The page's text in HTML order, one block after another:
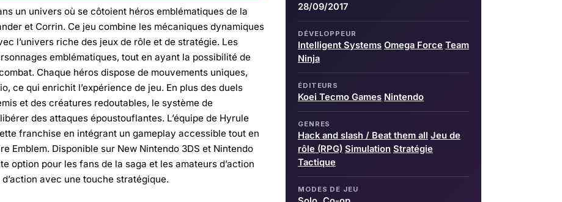
un univers où se côtoient héros emblématiques de la
et Corrin. Ce jeu combine les mécaniques dynamiques
l’univers riche des jeux de rôle et de stratégie. Les
emblématiques, tout en ayant la possibilité de
Chaque héros dispose de mouvements uniques,
ce qui enrichit l’expérience de jeu. En plus des duels
et des créatures redoutables, le système de
des attaques époustouflantes. L’équipe de Hyrule
franchise en intégrant un gameplay accessible tout en
Emblem. Disponible sur New Nintendo 3DS et Nintendo
option pour les fans de la saga et les amateurs d’action
avec une touche stratégique.
28/09/2017
DÉVELOPPEUR
Intelligent Systems Omega Force Team
Ninja
ÉDITEURS
Koei Tecmo Games Nintendo
GENRES
Hack and slash / Beat them all Jeu de
rôle (RPG) Simulation Stratégie
Tactique
MODES DE JEU